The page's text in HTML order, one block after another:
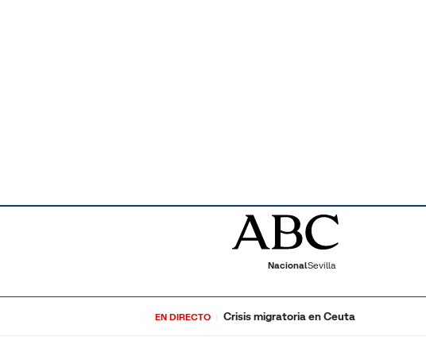
NacionalSevilla
EN DIRECTO Crisis migratoria en Ceuta